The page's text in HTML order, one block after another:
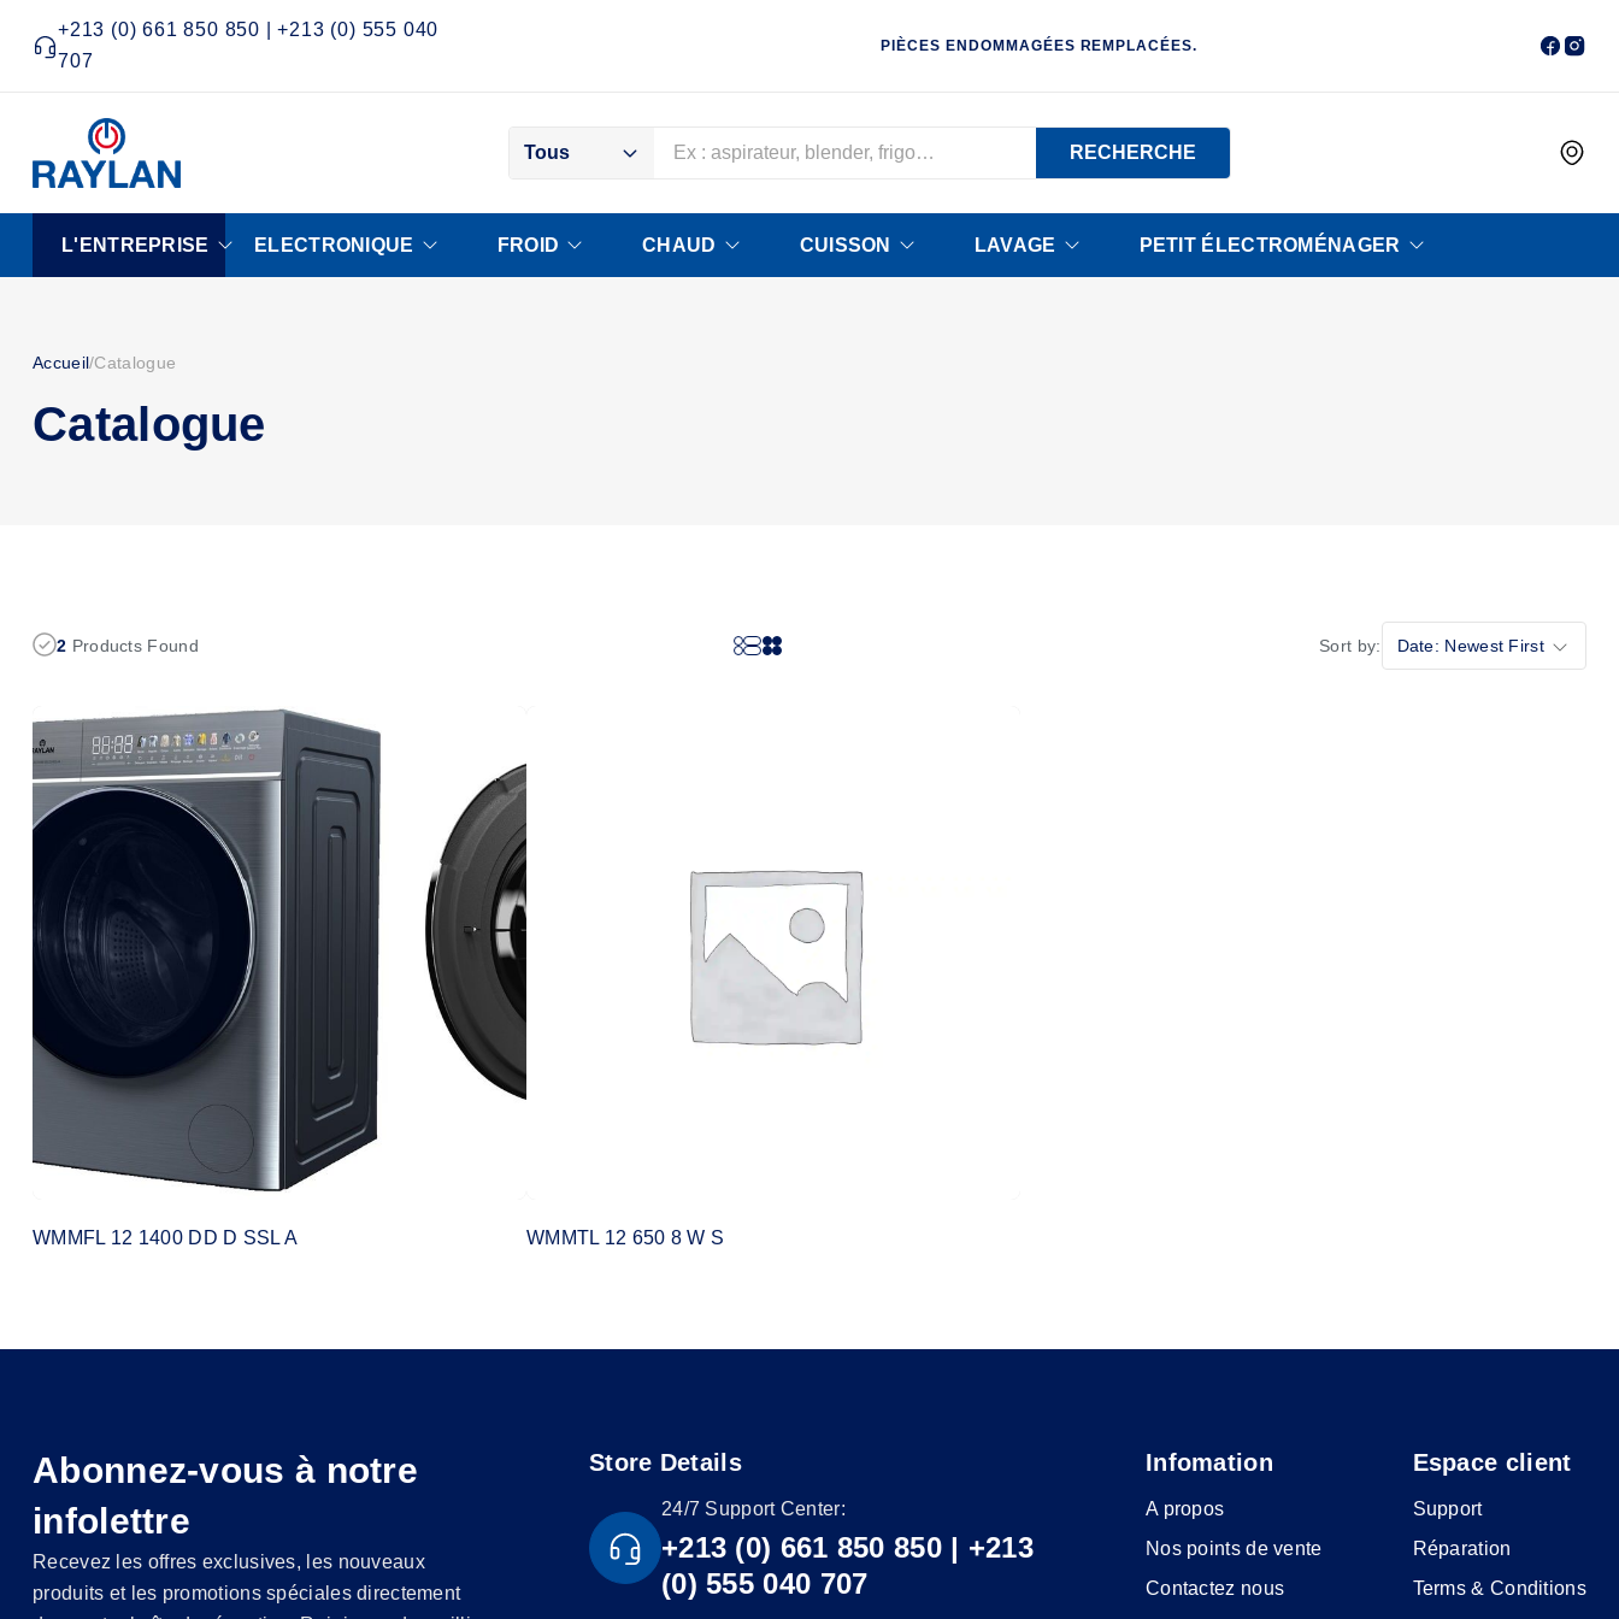
+213 (0) 661 850 850 | +213 (0) 555 040
707
PIÈCES ENDOMMAGÉES REMPLACÉES.
Tous RECHERCHE
L'ENTREPRISE ELECTRONIQUE FROID CHAUD CUISSON LAVAGE PETIT ÉLECTROMÉNAGER
Accueil/Catalogue
Catalogue
2 Products Found Sort by: Date: Newest First
WMMFL 12 1400 DD D SSL A WMMTL 12 650 8 W S
Abonnez-vous à notre
infolettre
Recevez les offres exclusives, les nouveaux
produits et les promotions spéciales directement
Store Details
24/7 Support Center:
+213 (0) 661 850 850 | +213
(0) 555 040 707
Infomation
A propos
Nos points de vente
Contactez nous
Espace client
Support
Réparation
Terms & Conditions